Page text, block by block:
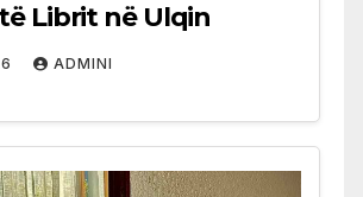
Librit në Ulqin
ADMINI